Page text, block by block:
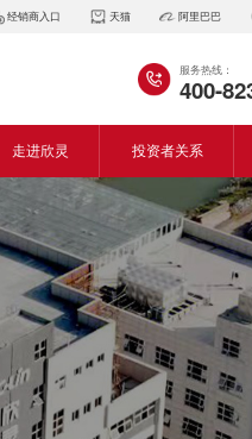
经销商入口 天猫 阿里巴巴
服务热线：
400-
走进欣灵
企业简介
董事长致词
企业风采
专利证书
投资者关系